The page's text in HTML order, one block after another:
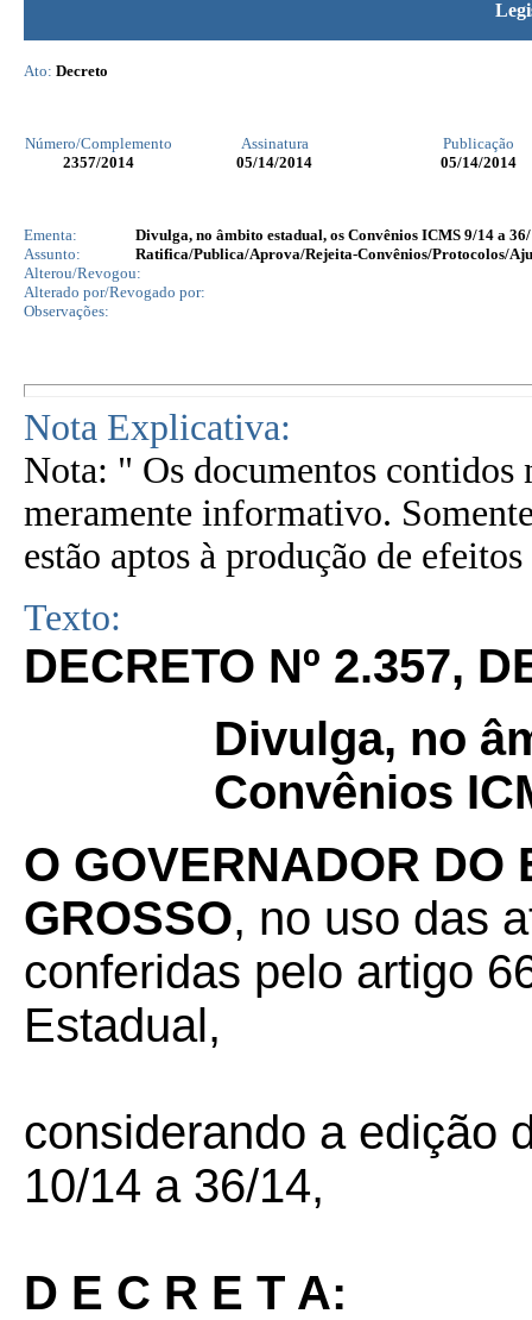
Ato: Decreto
Número/Complemento Assinatura
Publicação
2357/2014 05/14/2014 05/14/2014
Ementa:
Divulga, no âmbito estadual, os Convênios ICMS 9/14 a
Assunto:
Ratifica/Publica/Aprova/Rejeita-Convênios/Protocolos/
Alterou/Revogou:
Alterado por/Revogado por:
Observações:
Nota Explicativa:
Nota: " Os documentos contidos
meramente informativo.
estão aptos à produção de
Texto:
DECRETO Nº 2.357,
Divulga, no
Convênios
O GOVERNADOR DO
GROSSO, no uso das
conferidas pelo artigo
Estadual,
considerando a edição
10/14 a 36/14,
D E C R E T A: